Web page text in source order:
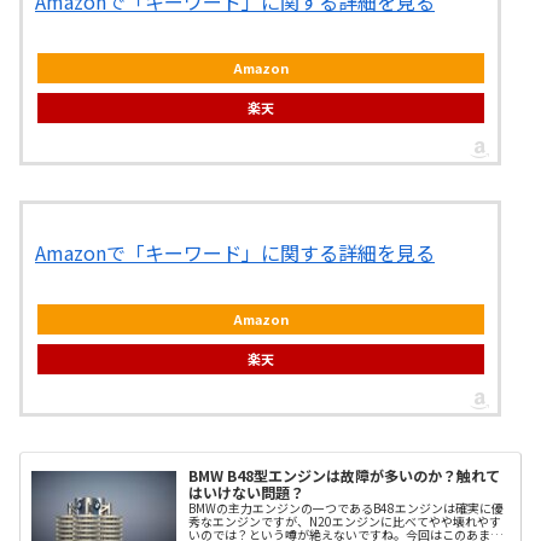
Amazon
楽天
Amazonで「キーワード」に関する詳細を見る
Amazon
楽天
BMW B48型エンジンは故障が多いのか？触れて
はいけない問題？
BMWの主力エンジンの一つであるB48エンジンは確実に優
秀なエンジンですが、N20エンジンに比べてやや壊れやす
いのでは？という噂が絶えないですね。今回はこのあまり